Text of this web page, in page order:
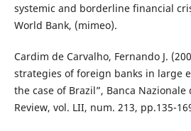
systemic and borderline financial
World Bank, (mimeo).
Cardim de Carvalho, Fernando J.
strategies of foreign banks in large
the case of Brazil”, Banca
Review, vol. LII, num. 213, pp.135-